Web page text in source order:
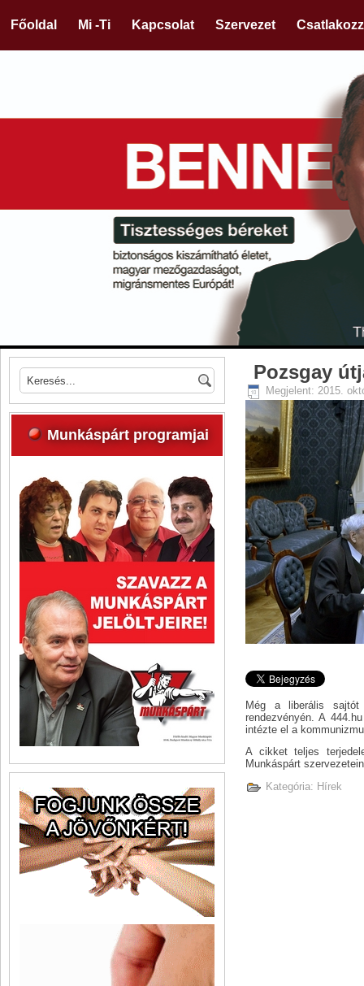
Főoldal Mi -Ti Kapcsolat Szervezet Csatlakozz
Munkáspárt programjai
Pozsgay
Megjelent: 2015.
Még a liberális sajtót
rendezvényén. A
intézte el a
A cikket teljes
Munkáspárt
Kategória: Hírek